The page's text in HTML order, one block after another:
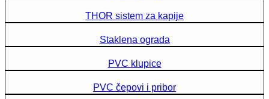
THOR sistem za kapije
Staklena ograda
PVC klupice
PVC čepovi i pribor